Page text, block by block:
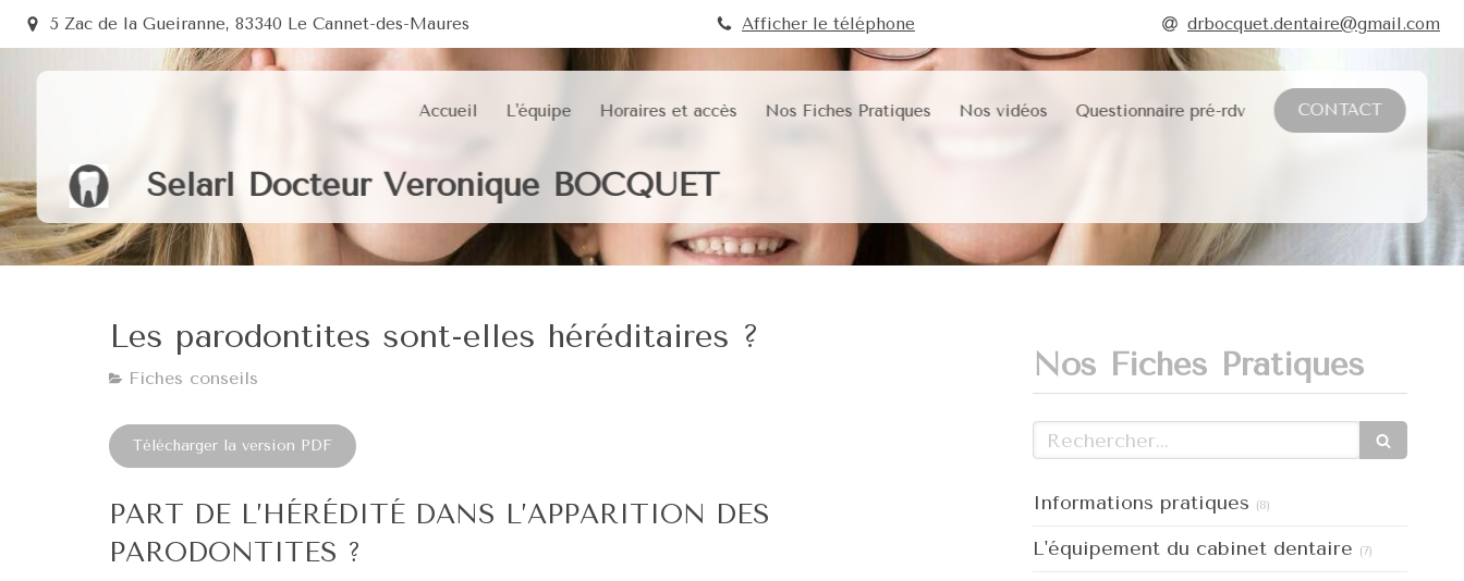
5 Zac de la Gueiranne, 83340 Le Cannet-des-Maures Afficher le téléphone drbocquet.dentaire@gmail.com
Accueil L'équipe Horaires et accès Nos Fiches Pratiques Nos vidéos Questionnaire pré-rdv CONTACT
Selarl Docteur Veronique BOCQUET
Les parodontites sont-elles héréditaires ?
Fiches conseils
Télécharger la version PDF
PART DE L’HÉRÉDITÉ DANS L’APPARITION DES
PARODONTITES ?
Nos Fiches Pratiques
Rechercher
Informations pratiques (8)
L'équipement du cabinet dentaire (7)